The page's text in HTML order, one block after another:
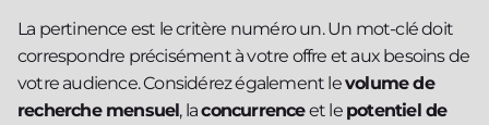
La pertinence est le critère numéro un. Un mot-clé doit
correspondre précisément à votre offre et aux besoins de
votre audience. Considérez également levolume de
recherche mensuel, laconcurrenceet le potentiel de